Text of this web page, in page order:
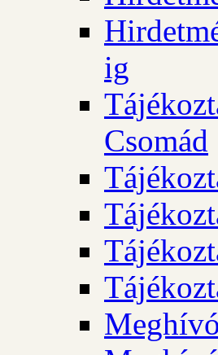
ig
Csomád